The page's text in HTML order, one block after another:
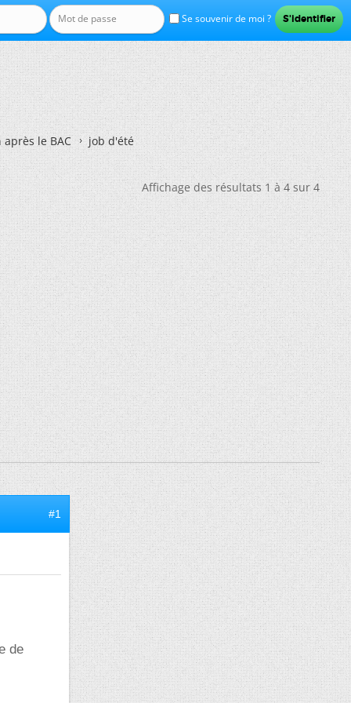
Se souvenir de moi ?
le BAC job d'été
Affichage des résultats 1 à 4 sur 4
#1
de